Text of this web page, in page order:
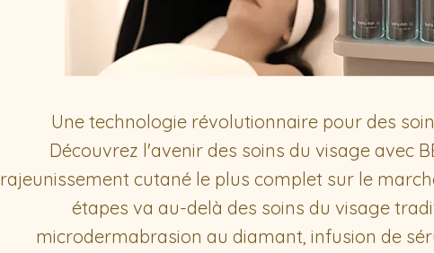
Une technologie révolutionnaire pour des
Découvrez l'avenir des soins du visage avec
rajeunissement cutané le plus complet sur le
étapes va au-delà des soins du visage
microdermabrasion au diamant, infusion de